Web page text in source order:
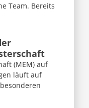
Team. Bereits
(MEM) auf
läuft auf